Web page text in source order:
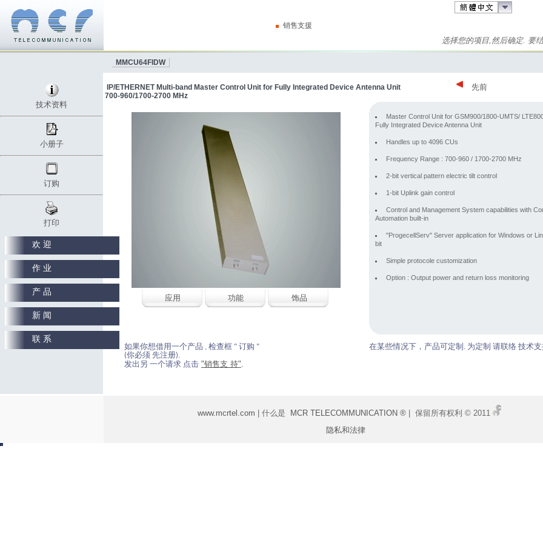
先前
技术资料
小册子
订购
打印
销售支援
选择您的项目,然后确定. 要
MMCU64FIDW
IP/ETHERNET Multi-band Master Control Unit for Fully Integrated Device Antenna Unit
700-960/1700-2700 MHz
应用 功能 饰品
Master Control Unit for GSM900/1800-UMTS/
Fully Integrated Device Antenna Unit
Handles up to 4096 CUs
Frequency Range : 700-960 / 1700-2700 MHz
2-bit vertical pattern electric tilt control
1-bit Uplink gain control
Control and Management System capabilities with
Automation built-in
"ProgecellServ" Server application for Windows or
bit
Simple protocole customization
Option : Output power and return loss monitoring
如果你想借用一个产品 , 检查框 " 订购 "
(你必须 先注册).
发出另 一个请求 点击 "销售支 持".
在某些情况下，产品可定制. 为定制 请联络 技术
www.mcrtel.com | 什么是 MCR TELECOMMUNICATION ® | 保留所有权利 © 2011
隐私和法律
欢 迎
作 业
产 品
新 闻
联 系